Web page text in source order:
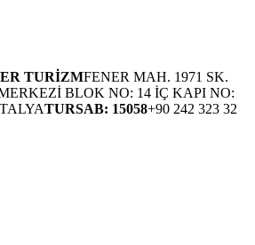
TURİZMFENER MAH. 1971 SK.
BLOK NO: 14 İÇ KAPI NO:
TURSAB: 15058+90 242 323 32